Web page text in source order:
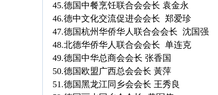
45.德国中餐烹饪联合会会长 袁金永
46.德中文化交流促进会会长 郑爱珍
47.德国杭州华侨华人联合会会长 沈国
48.北德华侨华人联合会会长 单连克
49.德国中华总商会会长 张香国
50.德国欧盟广西总会会长 黃萍
51.德国黑龙江同乡会会长 王秀良